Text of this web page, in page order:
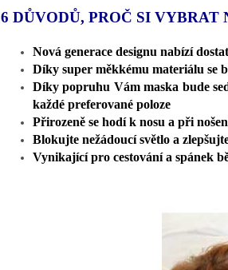
6 DŮVODŮ, PROČ SI
Nová generace designu nabízí
Díky super měkkému materiálu se
Díky popruhu Vám maska bude
každé preferované poloze
Přirozeně se hodí k nosu a při
Blokujte nežádoucí světlo a
Vynikající pro cestování a spánek